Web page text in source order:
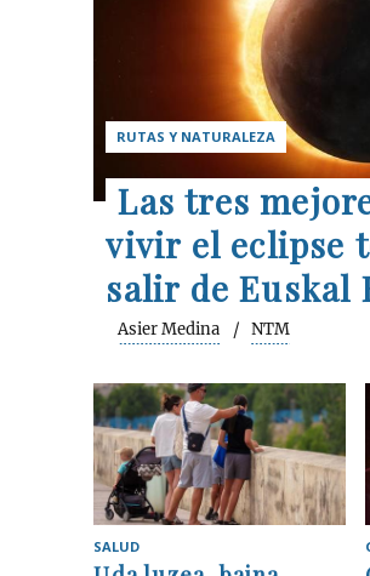
RUTAS Y NATURALEZA
Las tres
vivir el eclipse
salir de Euskal
Asier Medina NTM
SALUD